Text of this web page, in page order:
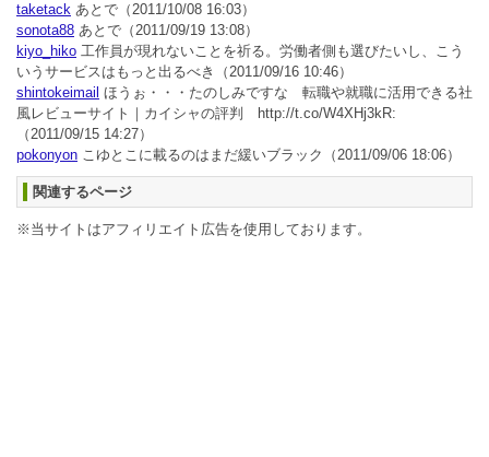
taketack あとで （2011/10/08 16:03）
sonota88 あとで （2011/09/19 13:08）
kiyo_hiko 工作員が現れないことを祈る。労働者側も選びたいし、こう
いうサービスはもっと出るべき
（2011/09/16 10:46）
shintokeimail ほうぉ・・・たのしみですな 転職や就職に活用できる社
風レビューサイト｜カイシャの評判 http://t.co/W4XHj3kR:
（2011/09/15 14:27）
pokonyon こゆとこに載るのはまだ緩いブラック （2011/09/06 18:06）
関連するページ
※当サイトはアフィリエイト広告を使用しております。